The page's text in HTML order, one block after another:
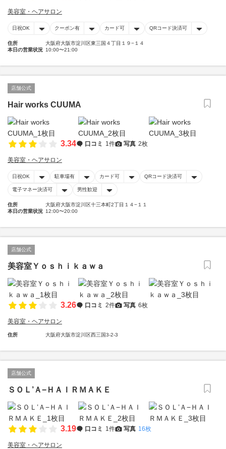
美容室・ヘアサロン
日祝OK クーポン有 カード可 QRコード決済可
住所
大阪府大阪市淀川区東三国４丁目１９−１４
本日の営業状況 10:00〜21:00
店舗公式
Hair works CUUMA
3.34 口コミ 1件 写真 2枚
美容室・ヘアサロン
日祝OK 駐車場有 カード可 QRコード決済可
電子マネー決済可 男性歓迎
住所
大阪府大阪市淀川区十三本町2丁目１４−１１
本日の営業状況 12:00〜20:00
店舗公式
美容室Ｙｏｓｈｉｋａｗａ
3.26 口コミ 2件 写真 6枚
美容室・ヘアサロン
住所 大阪府大阪市淀川区西三国3-2-3
店舗公式
ＳＯＬ’Ａ−ＨＡＩＲＭＡＫＥ
3.19 口コミ 1件 写真 16枚
美容室・ヘアサロン